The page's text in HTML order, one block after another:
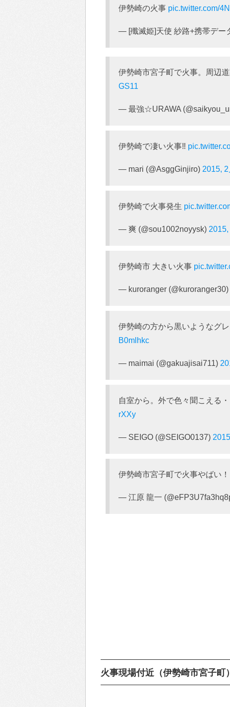
伊勢崎の火事 pic.twitter.com/
— [殲滅姫]天使 紗路+携帯デー
伊勢崎市宮子町で火事。周辺
GS11
— 最強☆URAWA
伊勢崎で凄い火事‼️
— mari (@AsggGinjiro) 2015,
伊勢崎で火事発生
— 爽 (@sou1002noyysk)
伊勢崎市 大きい火事
— kuroranger (@kuroranger30)
伊勢崎の方から黒いようなグ
B0mlhkc
— maimai (@gakuajisai711)
自室から。外で色々聞こえる・
rXXy
— SEIGO (@SEIGO0137)
伊勢崎市宮子町で火事やばい！
— 江原 龍一
火事現場付近（伊勢崎市宮子町